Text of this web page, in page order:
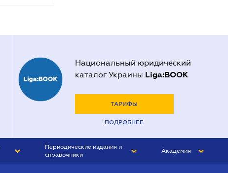
Национальный юридический
каталог Украины Liga:BOOK
ТАРИФЫ
ПОДРОБНЕЕ
Периодические издания и
справочники
Академия